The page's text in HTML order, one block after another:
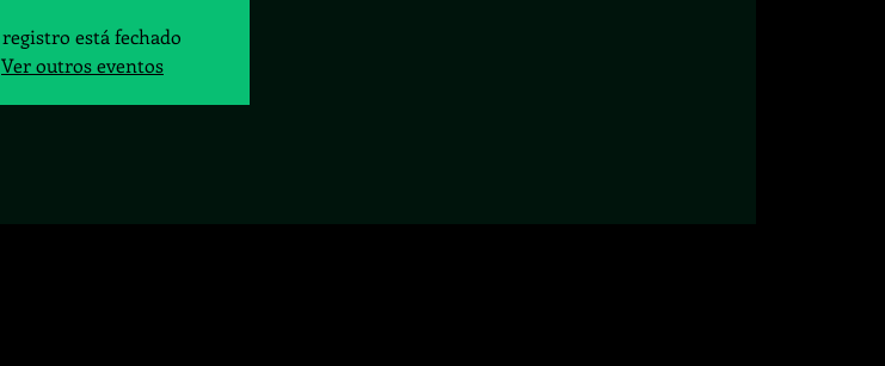
registro está fechado
Ver outros eventos